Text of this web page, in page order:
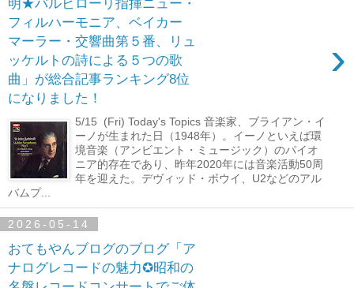
明★バルビローリ指揮ニュー・
フィルハーモニア、ベイカー
マーラー・交響曲第５番、リュ
ッケルトの詩による５つの歌
曲」が総合記事ランキング8位
になりました！
›
5/15 (Fri) Today's Topics 音楽家、ブライアン・イ
ーノが生まれた日（1948年）。イーノといえば環
境音楽（アンビエント・ミュージック）のパイオ
ニア的存在であり、昨年2020年には音楽活動50周
年を迎えた。デヴィッド・ボウイ、U2などのアル
バムプ...
2026-05-14
おてもやんブログのブログ「ア
ナログレコードの魅力✪昭和の